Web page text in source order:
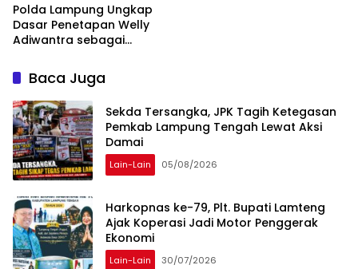
Polda Lampung Ungkap
Dasar Penetapan Welly
Adiwantra sebagai
Diperiksa
Baca Juga
Sekda Tersangka, JPK Tagih Ketegasan
Pemkab Lampung Tengah Lewat Aksi
Damai
Lain-Lain 05/08/2026
Harkopnas ke-79, Plt. Bupati Lamteng
Ajak Koperasi Jadi Motor Penggerak
Ekonomi
Lain-Lain 30/07/2026